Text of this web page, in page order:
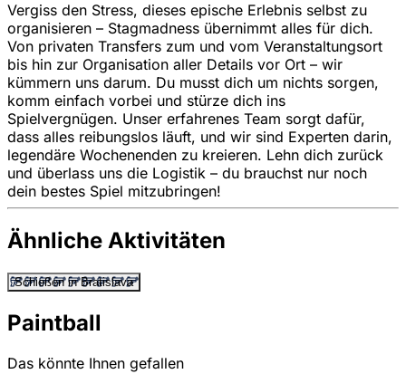
Vergiss den Stress, dieses epische Erlebnis selbst zu
organisieren – Stagmadness übernimmt alles für dich.
Von privaten Transfers zum und vom Veranstaltungsort
bis hin zur Organisation aller Details vor Ort – wir
kümmern uns darum. Du musst dich um nichts sorgen,
komm einfach vorbei und stürze dich ins
Spielvergnügen. Unser erfahrenes Team sorgt dafür,
dass alles reibungslos läuft, und wir sind Experten darin,
legendäre Wochenenden zu kreieren. Lehn dich zurück
und überlass uns die Logistik – du brauchst nur noch
dein bestes Spiel mitzubringen!
Ähnliche Aktivitäten
Schießen in Bratislava
Paintball
Das könnte Ihnen gefallen